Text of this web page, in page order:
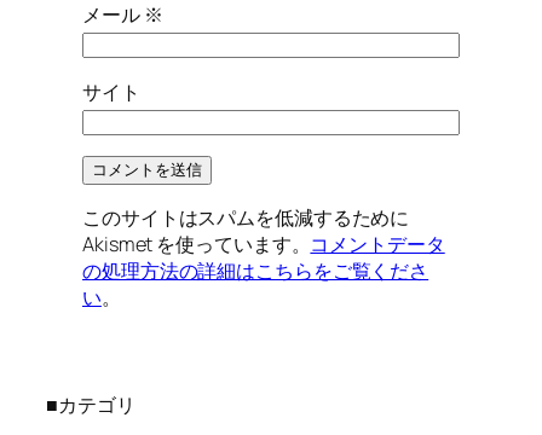
メール ※
サイト
このサイトはスパムを低減するために
Akismet を使っています。 コメントデータ
の処理方法の詳細はこちらをご覧くださ
い。
■カテゴリ